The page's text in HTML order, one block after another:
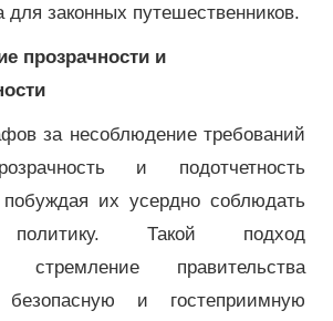
для законных путешественников.
прозрачности и
за несоблюдение требований
и подотчетность
их усердно соблюдать
политику. Такой подход
стремление правительства
безопасную и гостеприимную